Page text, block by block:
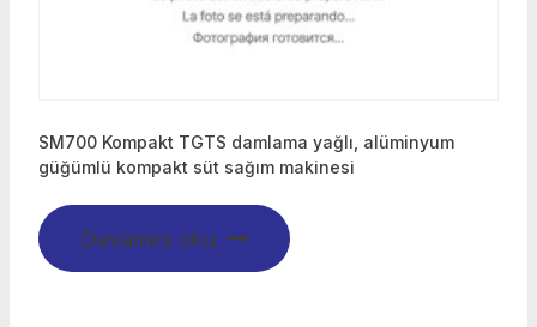
SM700 Kompakt TGTS damlama yağlı, alüminyum
güğümlü kompakt süt sağım makinesi
Devamını oku